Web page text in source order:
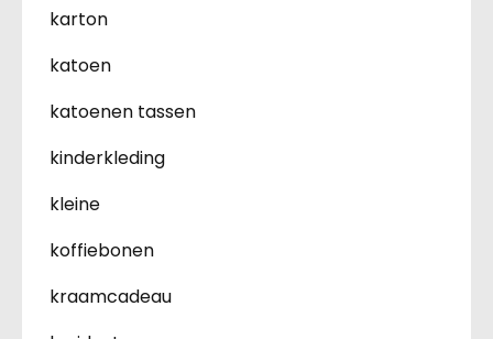
karton
katoen
katoenen tassen
kinderkleding
kleine
koffiebonen
kraamcadeau